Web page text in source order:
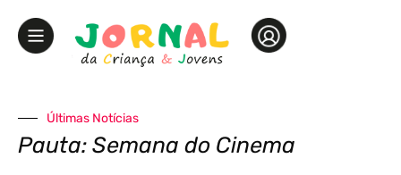
Últimas Notícias
Pauta: Semana do Cinema